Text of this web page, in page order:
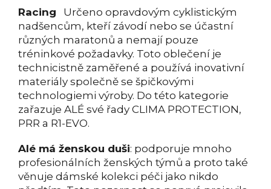
Racing
Určeno opravdovým cyklistickým
nadšencům, kteří závodí nebo se účastní
různých maratonů a nemají pouze
tréninkové požadavky. Toto oblečení je
technicistně zaměřené a používá inovativní
materiály společně se špičkovými
technologiemi výroby. Do této kategorie
zařazuje ALÉ své řady CLIMA PROTECTION,
PRR a R1-EVO.
Alé má ženskou duši: podporuje mnoho
profesionálních ženských týmů a proto také
věnuje dámské kolekci péči jako nikdo